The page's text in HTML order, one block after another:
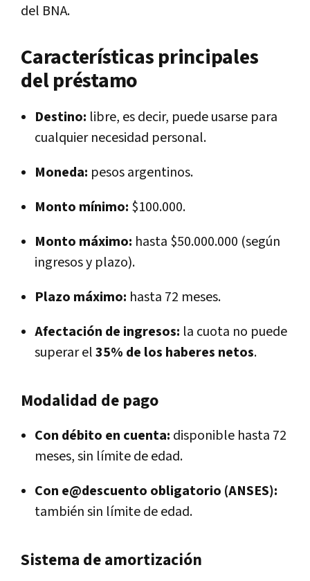
del BNA.
Características principales
del préstamo
Destino: libre, es decir, puede usarse para
cualquier necesidad personal.
Moneda: pesos argentinos.
Monto mínimo: $100.000.
Monto máximo: hasta $50.000.000 (según
ingresos y plazo).
Plazo máximo: hasta 72 meses.
Afectación de ingresos: la cuota no puede
superar el35% de los haberes netos.
Modalidad de pago
Con débito en cuenta: disponible hasta 72
meses, sin límite de edad.
Con e@descuento obligatorio (ANSES):
también sin límite de edad.
Sistema de amortización